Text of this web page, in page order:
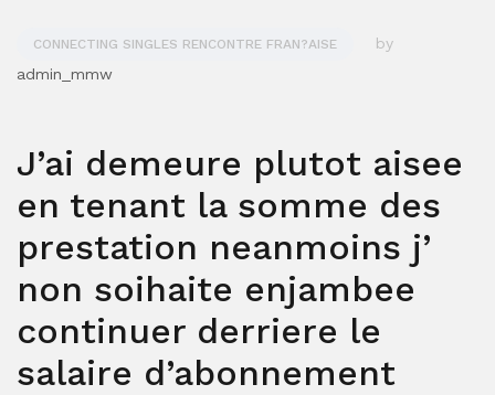
CONNECTING SINGLES RENCONTRE FRAN?AISE
by
admin_mmw
J’ai demeure plutot aisee
en tenant la somme des
prestation neanmoins j’
non soihaite enjambee
continuer derriere le
salaire d’abonnement